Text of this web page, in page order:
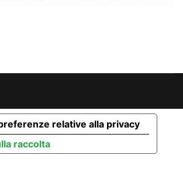
raccolta
relative alla privacy